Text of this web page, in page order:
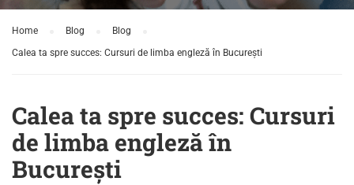
Home Blog
Blog
Calea ta spre succes: Cursuri de limba engleză în București
Calea ta spre succes: Cursuri
de limba engleză în
București